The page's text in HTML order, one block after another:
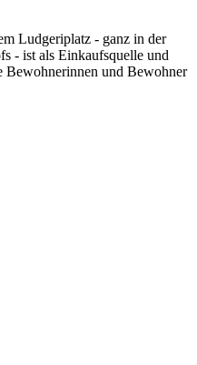
Ludgeriplatz - ganz in der
- ist als Einkaufsquelle und
Bewohnerinnen und Bewohner